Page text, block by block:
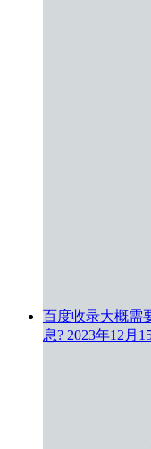
百度收录大概需
息? 2023年12月